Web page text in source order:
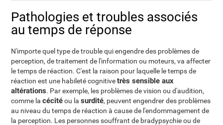
Pathologies et troubles associés
au temps de réponse
N'importe quel type de trouble qui engendre des problèmes de
perception, de traitement de l'information ou moteurs, va affecter
le temps de réaction. C'est la raison pour laquelle le temps de
réaction est une habileté cognitivetrès sensible aux
altérations. Par exemple, les problèmes de vision ou d'audition,
comme lacécitéou lasurdité, peuvent engendrer des problèmes
au niveau du temps de réaction à cause de l'endommagement de
la perception. Les personnes souffrant de bradypsychie ou de